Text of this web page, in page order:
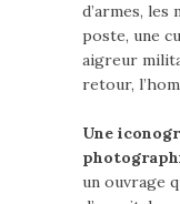
d’armes, les
poste, une
aigreur
retour,
Une
un ouvrage